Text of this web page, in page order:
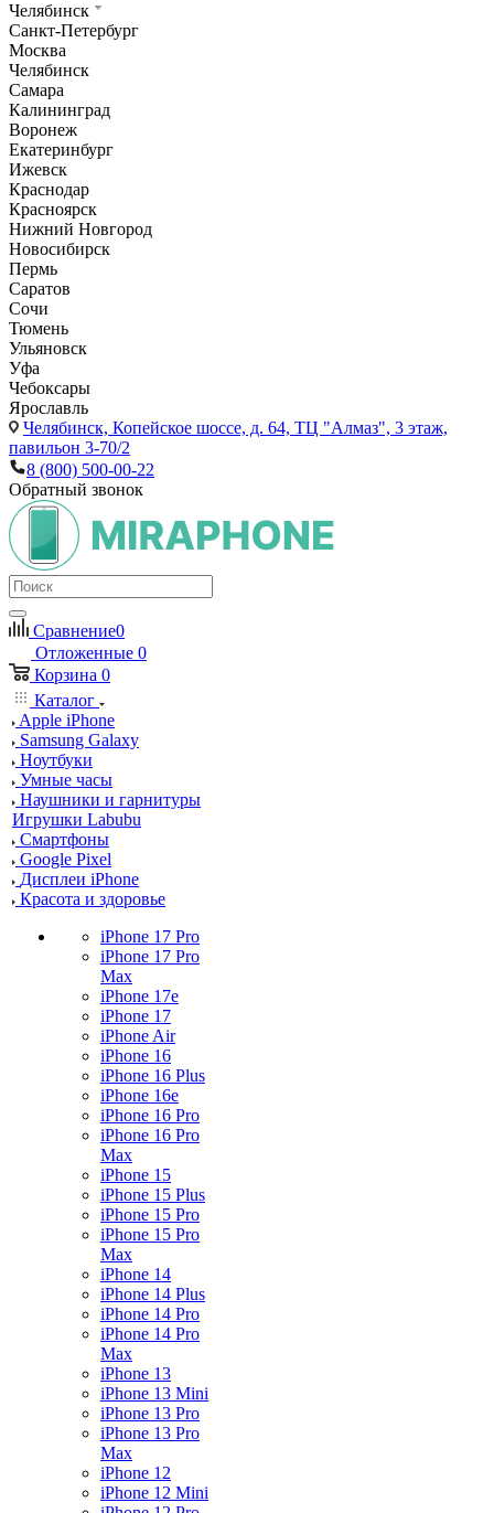
Челябинск
Санкт-Петербург
Москва
Челябинск
Самара
Калининград
Воронеж
Екатеринбург
Ижевск
Краснодар
Красноярск
Нижний Новгород
Новосибирск
Пермь
Саратов
Сочи
Тюмень
Ульяновск
Уфа
Чебоксары
Ярославль
Челябинск, Копейское шоссе, д. 64, ТЦ "Алмаз", 3 этаж,
павильон 3-70/2
8 (800) 500-00-22
Обратный звонок
Сравнение0
Отложенные 0
Корзина 0
Каталог
Apple iPhone
Samsung Galaxy
Ноутбуки
Умные часы
Наушники и гарнитуры
Игрушки Labubu
Смартфоны
Google Pixel
Дисплеи iPhone
Красота и здоровье
iPhone 17 Pro
iPhone 17 Pro
Max
iPhone 17e
iPhone 17
iPhone Air
iPhone 16
iPhone 16 Plus
iPhone 16e
iPhone 16 Pro
iPhone 16 Pro
Max
iPhone 15
iPhone 15 Plus
iPhone 15 Pro
iPhone 15 Pro
Max
iPhone 14
iPhone 14 Plus
iPhone 14 Pro
iPhone 14 Pro
Max
iPhone 13
iPhone 13 Mini
iPhone 13 Pro
iPhone 13 Pro
Max
iPhone 12
iPhone 12 Mini